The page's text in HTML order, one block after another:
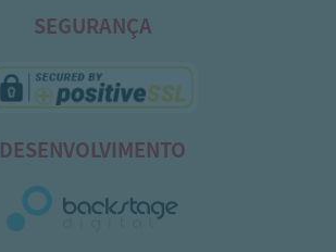
SEGURANÇA
DESENVOLVIMENTO